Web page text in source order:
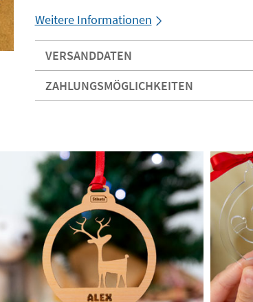
Weitere Informationen
VERSANDDATEN
ZAHLUNGSMÖGLICHKEITEN